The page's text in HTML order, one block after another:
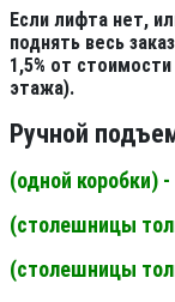
Если лифта нет,
поднять весь
1,5% от
этажа).
Ручной
(одной коробки) -
(столешницы
(столешницы